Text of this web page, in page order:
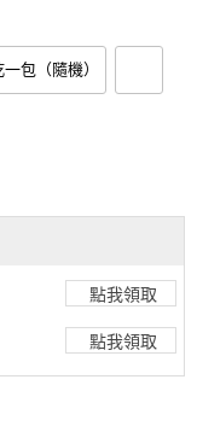
包（隨機）
點我領取
點我領取